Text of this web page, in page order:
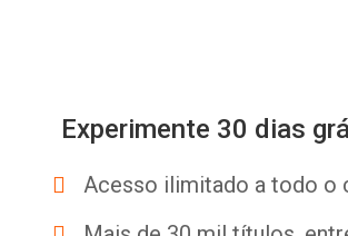
Experimente 30 dias
Acesso ilimitado a todo o